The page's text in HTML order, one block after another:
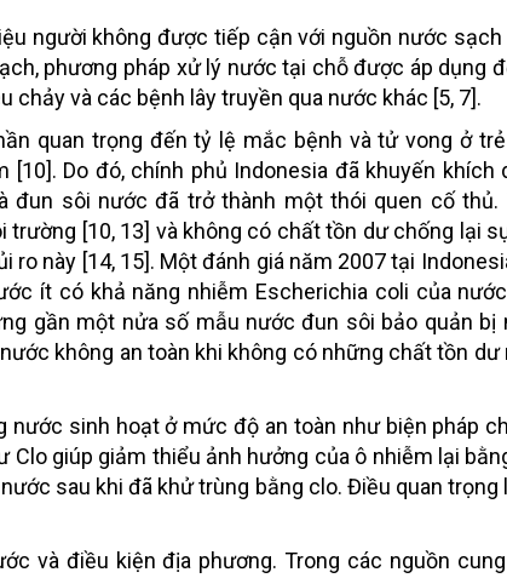
người không được tiếp cận với nguồn nước sạch
phương pháp xử lý nước tại chỗ được áp dụng
và các bệnh lây truyền qua nước khác [5, 7].
quan trọng đến tỷ lệ mắc bệnh và tử vong ở trẻ
Do đó, chính phủ Indonesia đã khuyến khích
sôi nước đã trở thành một thói quen cố thủ.
trường [10, 13] và không có chất tồn dư chống lại
ro này [14, 15]. Một đánh giá năm 2007 tại
ít có khả năng nhiễm Escherichia coli của
gần một nửa số mẫu nước đun sôi bảo quản bị
không an toàn khi không có những chất tồn dư
sinh hoạt ở mức độ an toàn như biện pháp
giúp giảm thiểu ảnh hưởng của ô nhiễm lại
sau khi đã khử trùng bằng clo. Điều quan trọng
và điều kiện địa phương. Trong các nguồn